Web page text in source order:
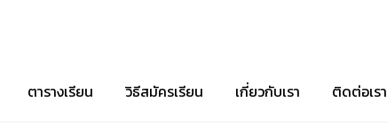
ตารางเรียน วิธีสมัครเรียน เกี่ยวกับเรา ติดต่อเรา